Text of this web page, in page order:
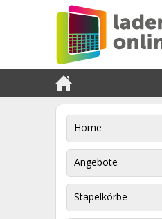
Home
Angebote
Stapelkörbe